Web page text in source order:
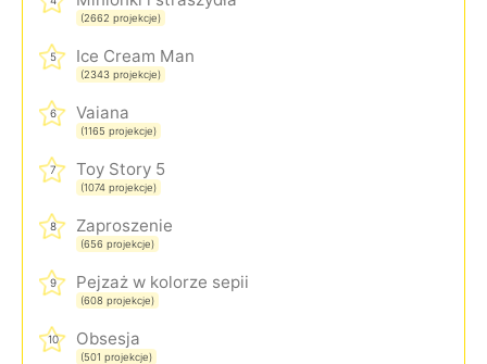
(2662 projekcje)
5 Ice Cream Man
(2343 projekcje)
6 Vaiana
(1165 projekcje)
7 Toy Story 5
(1074 projekcje)
8 Zaproszenie
(656 projekcje)
9 Pejzaż w kolorze sepii
(608 projekcje)
10 Obsesja
(501 projekcje)